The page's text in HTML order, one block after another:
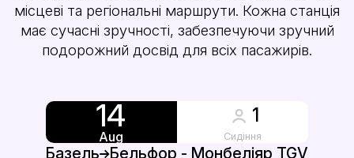
місцеві та регіональні маршрути. Кожна станція
має сучасні зручності, забезпечуючи зручний
подорожний досвід для всіх пасажирів.
14
Aug
1
Сидіння
Базель Бельфор - Монбеліяр TGV